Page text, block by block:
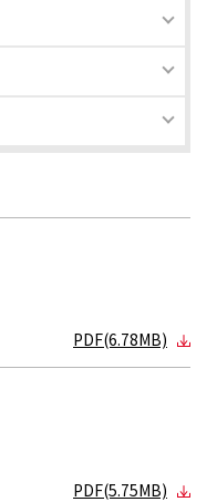
PDF(6.78MB)
PDF(5.75MB)